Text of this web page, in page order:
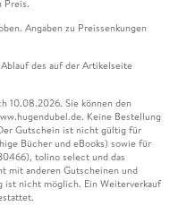
Preis.
Angaben zu Preissenkungen
des auf der Artikelseite
10.08.2026. Sie können den
Keine Bestellung
Gutschein ist nicht gültig für
Bücher und eBooks) sowie für
tolino select und das
mit anderen Gutscheinen und
ist nicht möglich. Ein Weiterverkauf